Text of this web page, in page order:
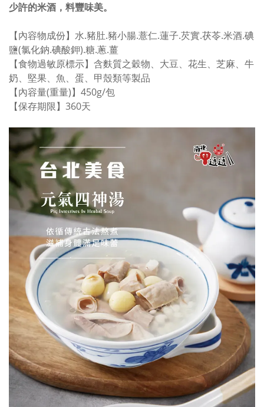
少許的米酒，料豐味美。
【內容物成份】水.豬肚.豬小腸.薏仁.蓮子.芡實.茯苓.米酒.碘
鹽(氯化鈉.碘酸鉀).糖.蔥.薑
【食物過敏原標示】含麩質之穀物、大豆、花生、芝麻、牛
奶、堅果、魚、蛋、甲殼類等製品
【內容量(重量)】450g/包
【保存期限】360天